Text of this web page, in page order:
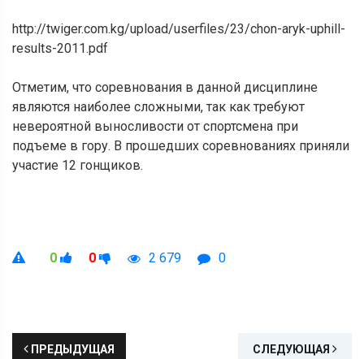
http://twiger.com.kg/upload/userfiles/23/chon-aryk-uphill-
results-2011.pdf
Отметим, что соревнования в данной дисциплине
являются наиболее сложными, так как требуют
невероятной выносливости от спортсмена при
подъеме в гору. В прошедших соревнованиях приняли
участие 12 гонщиков.
0 0 2 679 0
ПРЕДЫДУЩАЯ СЛЕДУЮЩАЯ